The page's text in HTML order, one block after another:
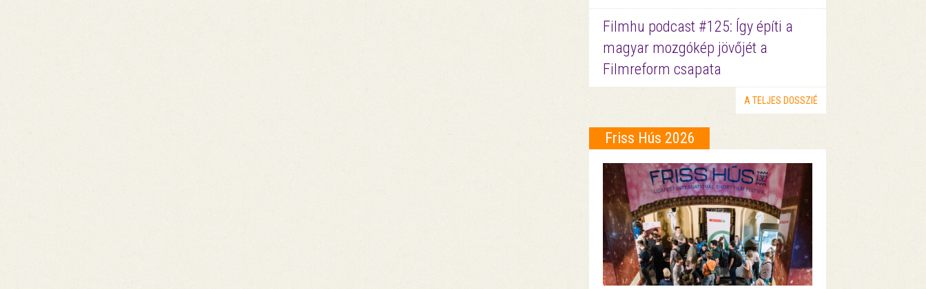
Filmhu podcast #125: Így építi a
magyar mozgókép jövőjét a
Filmreform csapata
A TELJES DOSSZIÉ
Friss Hús 2026